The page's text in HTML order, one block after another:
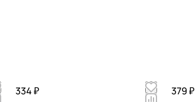
334 ₽ 379 ₽